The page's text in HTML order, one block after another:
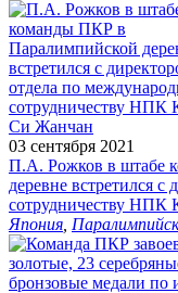
03 сентября 2021
П.А. Рожков в штабе
деревне встретился
сотрудничеству НПК
Япония